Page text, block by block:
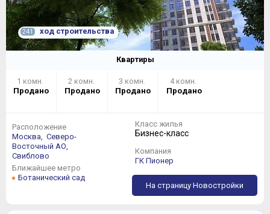
241 ход строительства
Квартиры
1 комн.
Продано
2 комн.
Продано
3 комн.
Продано
4 комн.
Продано
Расположение
Москва, Северо-
Восточный АО,
Свиблово
Ближайшее метро
Ботанический сад
Класс жилья
Бизнес-класс
Компания
ГК Пионер
На страницу Новостройки